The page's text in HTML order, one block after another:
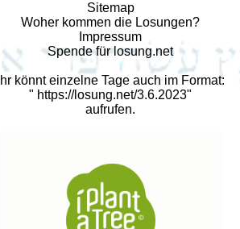
Sitemap
Woher kommen die Losungen?
Impressum
Spende für losung.net
Ihr könnt einzelne Tage auch im Format:
" https://losung.net/3.6.2023"
aufrufen.